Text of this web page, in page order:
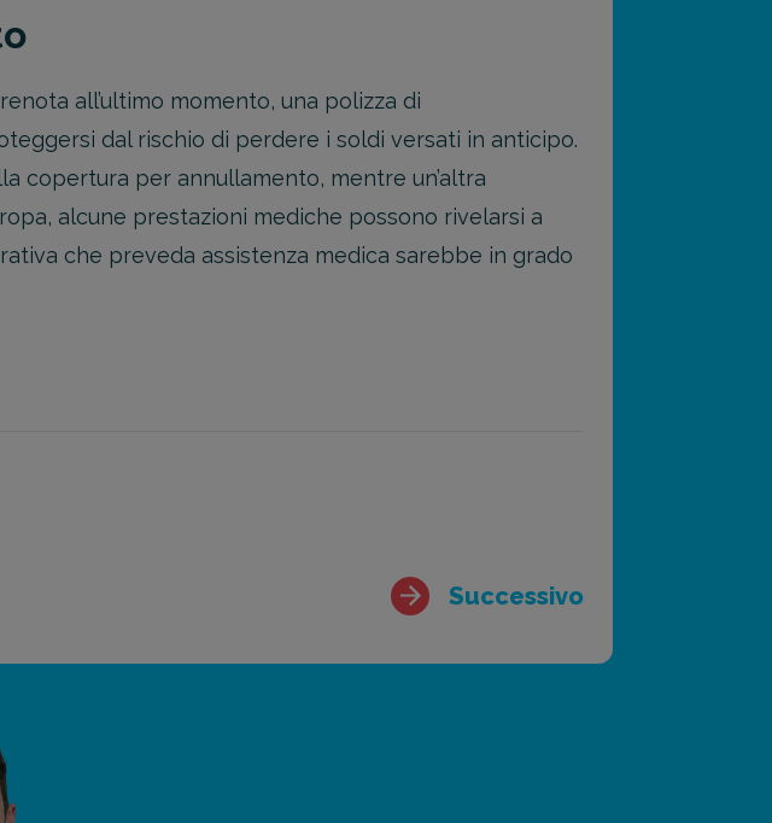
all’ultimo momento, una polizza di
dal rischio di perdere i soldi versati in anticipo.
copertura per annullamento, mentre un’altra
alcune prestazioni mediche possono rivelarsi a
che preveda assistenza medica sarebbe in grado
Successivo